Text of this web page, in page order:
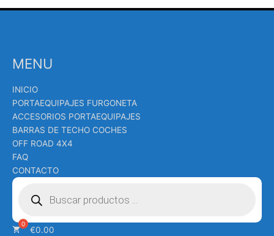
MENU
INICIO
PORTAEQUIPAJES FURGONETA
ACCESORIOS PORTAEQUIPAJES
BARRAS DE TECHO COCHES
OFF ROAD 4X4
FAQ
CONTACTO
Búsqueda
productos
€0.00